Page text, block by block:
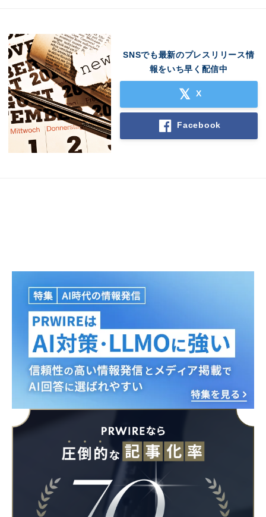
SNSでも最新のプレスリリース情
報をいち早く配信中
X
Facebook
Japanese
English